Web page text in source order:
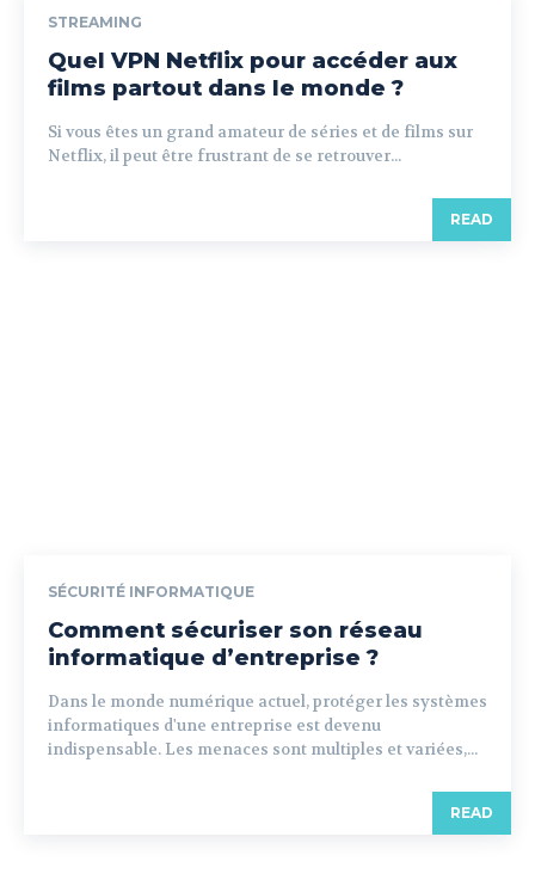
STREAMING
Quel VPN Netflix pour accéder aux
films partout dans le monde ?
Si vous êtes un grand amateur de séries et de films sur
Netflix, il peut être frustrant de se retrouver...
READ
SÉCURITÉ INFORMATIQUE
Comment sécuriser son réseau
informatique d’entreprise ?
Dans le monde numérique actuel, protéger les systèmes
informatiques d'une entreprise est devenu
indispensable. Les menaces sont multiples et variées,...
READ